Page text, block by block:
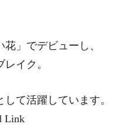
」でデビューし、
イク。
て活躍しています。
Link